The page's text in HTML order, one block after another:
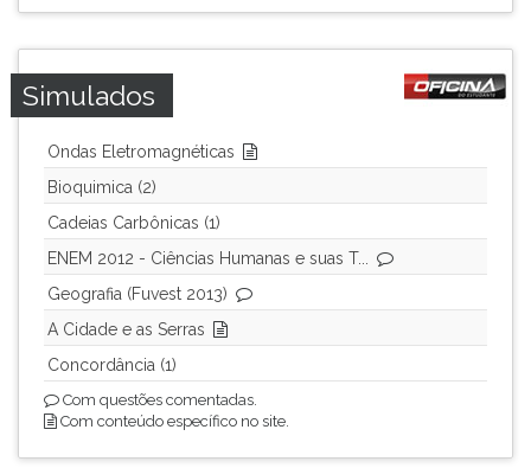
Simulados
Ondas Eletromagnéticas
Bioquimica (2)
Cadeias Carbônicas (1)
ENEM 2012 - Ciências Humanas e suas T...
Geografia (Fuvest 2013)
A Cidade e as Serras
Concordância (1)
Com questões comentadas.
Com conteúdo específico no site.